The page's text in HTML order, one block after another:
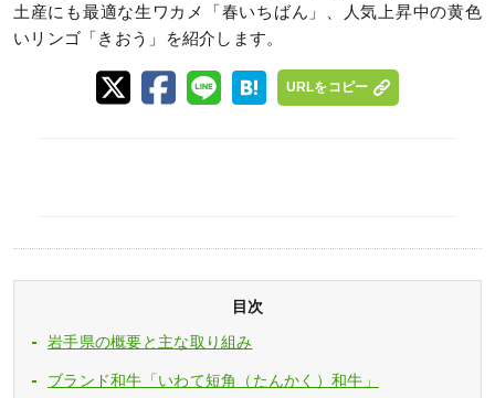
土産にも最適な生ワカメ「春いちばん」、人気上昇中の黄色
いリンゴ「きおう」を紹介します。
URLをコピー
目次
岩手県の概要と主な取り組み
ブランド和牛「いわて短角（たんかく）和牛」